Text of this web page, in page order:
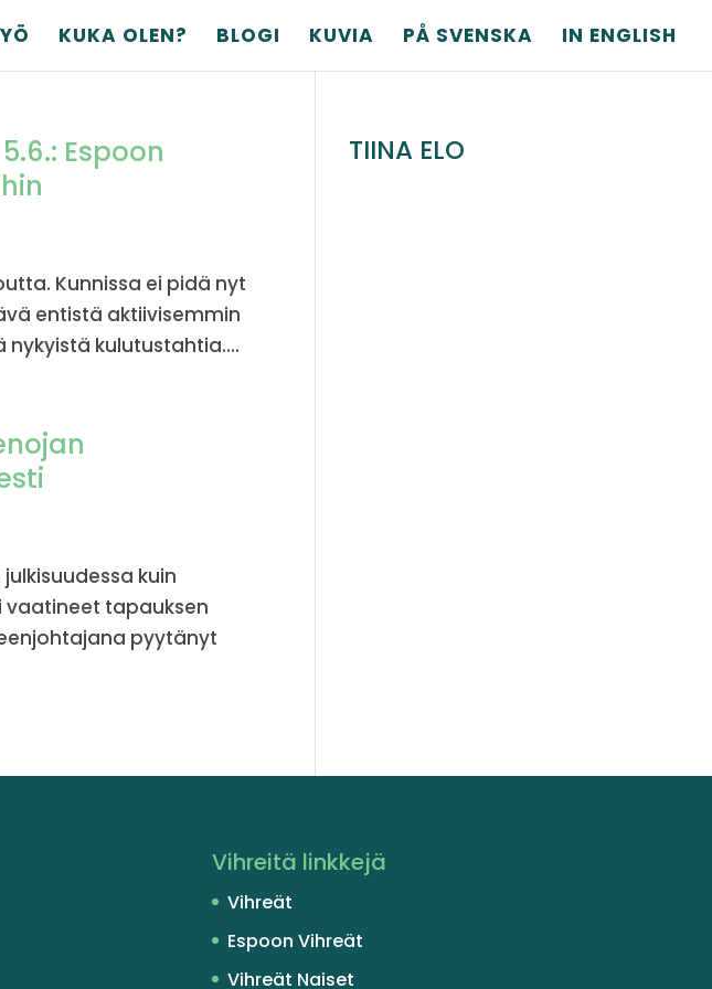
KUKA OLEN? BLOGI KUVIA PÅ SVENSKA IN ENGLISH
Espoon
Kunnissa ei pidä nyt
entistä aktiivisemmin
kulutustahtia....
kuin
vaatineet tapauksen
pyytänyt
TIINA ELO
Vihreitä linkkejä
Vihreät
Espoon Vihreät
Vihreät Naiset